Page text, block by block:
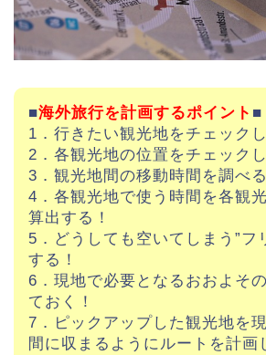
■海外旅行を計画するポイント ■
1．行きたい観光地をチェック
2．各観光地の位置をチェック
3．観光地間の移動時間を調べる
4．各観光地で使う時間を各観
算出する！
5．どうしても空いてしまう”フ
する！
6．現地で必要となるおおよそ
ておく！
7．ピックアップした観光地を
間に収まるようにルートを計画